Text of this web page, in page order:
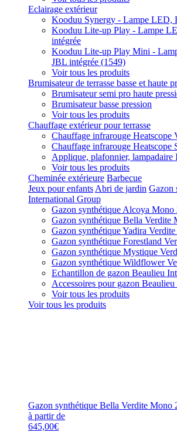
Eclairage extérieur
Kooduu Synergy - Lampe LED,
Kooduu Lite-up Play - Lampe
intégrée
Kooduu Lite-up Play Mini -
JBL intégrée (1549)
Voir tous les produits
Brumisateur de terrasse basse et haute
Brumisateur semi pro haute
Brumisateur basse pression
Voir tous les produits
Chauffage extérieur pour terrasse
Chauffage infrarouge Heatscope
Chauffage infrarouge Heatscope
Applique, plafonnier, lampadaire
Voir tous les produits
Cheminée extérieure Barbecue
Jeux pour enfants Abri de jardin Gazon
International Group
Gazon synthétique Alcoya Mono
Gazon synthétique Bella Verdite
Gazon synthétique Yadira
Gazon synthétique Forestland
Gazon synthétique Mystique
Gazon synthétique Wildflower
Echantillon de gazon Beaulieu
Accessoires pour gazon
Voir tous les produits
Voir tous les produits
Gazon synthétique Bella Verdite Mono
à partir de
645,00€